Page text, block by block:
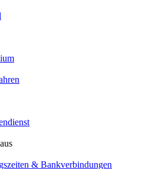
& Bankverbindungen